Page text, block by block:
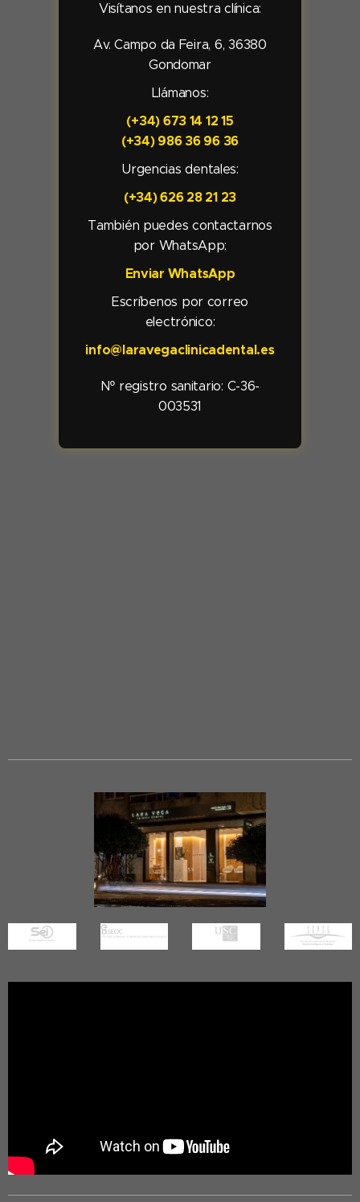
Visítanos en nuestra clínica:
Av. Campo da Feira, 6, 36380
Gondomar
Llámanos:
(+34) 673 14 12 15
(+34) 986 36 96 36
Urgencias dentales:
(+34) 626 28 21 23
También puedes contactarnos
por WhatsApp:
Enviar WhatsApp
Escríbenos por correo
electrónico:
info@laravegaclinicadental.es
Nº registro sanitario: C-36-
003531